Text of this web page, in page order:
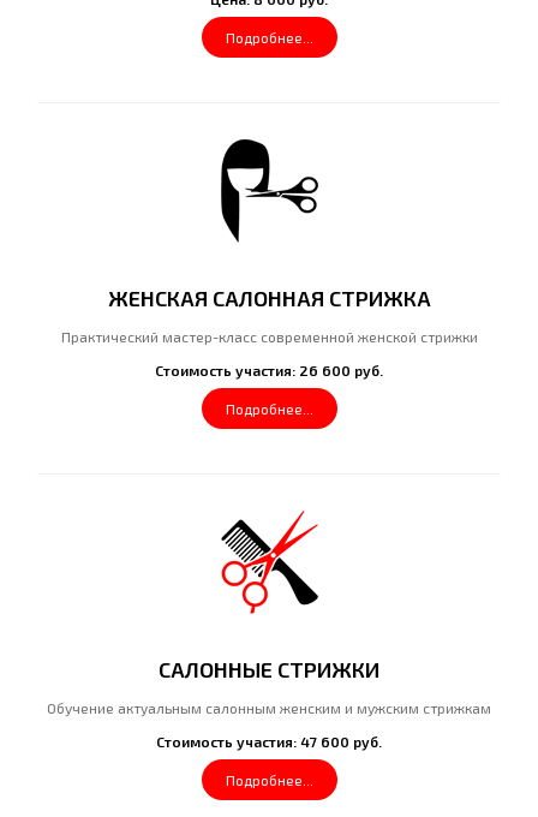
Подробнее...
ЖЕНСКАЯ САЛОННАЯ СТРИЖКА
Практический мастер-класс современной женской стрижки
Стоимость участия: 26 600 руб.
Подробнее...
САЛОННЫЕ СТРИЖКИ
Обучение актуальным салонным женским и мужским стрижкам
Стоимость участия: 47 600 руб.
Подробнее...